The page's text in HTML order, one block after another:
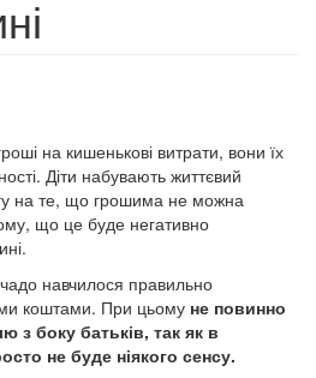
на кишенькові витрати, вони їх
Діти набувають життєвий
на те, що грошима не можна
що це буде негативно
навчилося правильно
коштами. При цьому не повинно
з боку батьків, так як в
не буде ніякого сенсу.